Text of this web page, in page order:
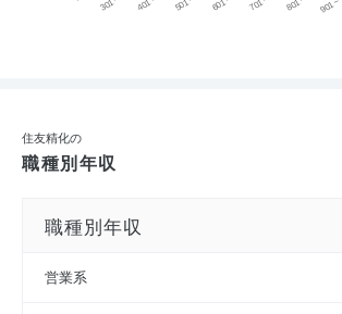
住友精化の
職種別年収
職種別年収
営業系